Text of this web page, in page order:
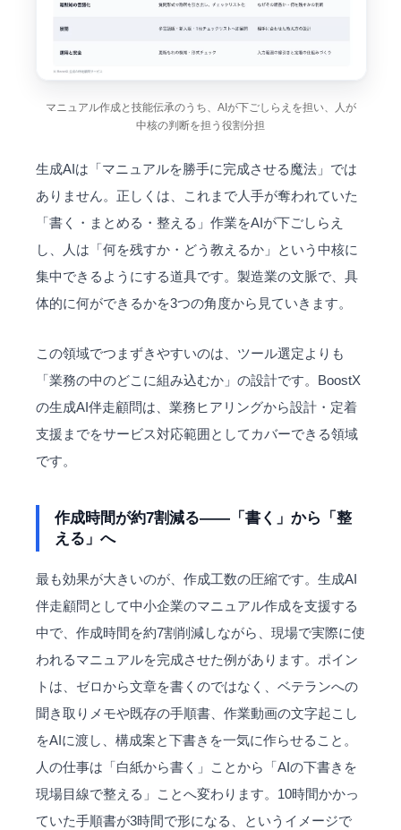
マニュアル作成と技能伝承のうち、AIが下ごしらえを担い、人が
中核の判断を担う役割分担
生成AIは「マニュアルを勝手に完成させる魔法」では
ありません。正しくは、これまで人手が奪われていた
「書く・まとめる・整える」作業をAIが下ごしらえ
し、人は「何を残すか・どう教えるか」という中核に
集中できるようにする道具です。製造業の文脈で、具
体的に何ができるかを3つの角度から見ていきます。
この領域でつまずきやすいのは、ツール選定よりも
「業務の中のどこに組み込むか」の設計です。BoostX
の生成AI伴走顧問は、業務ヒアリングから設計・定着
支援までをサービス対応範囲としてカバーできる領域
です。
作成時間が約7割減る——「書く」から「整
える」へ
最も効果が大きいのが、作成工数の圧縮です。生成AI
伴走顧問 として中小企業のマニュアル作成を支援する
中で、作成時間を約7割削減しながら、現場で実際に使
われるマニュアルを完成させた例があります。ポイン
トは、ゼロから文章を書くのではなく、ベテランへの
聞き取りメモや既存の手順書、作業動画の文字起こし
をAIに渡し、構成案と下書きを一気に作らせること。
人の仕事は「白紙から書く」ことから「AIの下書きを
現場目線で整える」ことへ変わります。10時間かかっ
ていた手順書が3時間で形になる、というイメージで